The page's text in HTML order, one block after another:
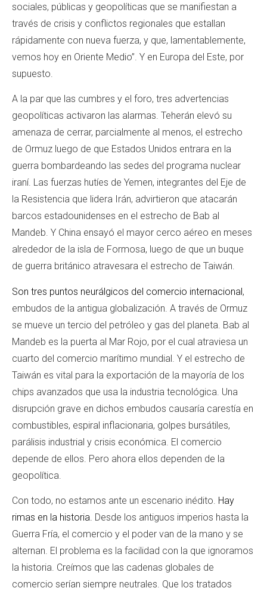
sociales, públicas y geopolíticas que se manifiestan a
través de crisis y conflictos regionales que estallan
rápidamente con nueva fuerza, y que, lamentablemente,
vemos hoy en Oriente Medio”. Y en Europa del Este, por
supuesto.
A la par que las cumbres y el foro, tres advertencias
geopolíticas activaron las alarmas. Teherán elevó su
amenaza de cerrar, parcialmente al menos, el estrecho
de Ormuz luego de que Estados Unidos entrara en la
guerra bombardeando las sedes del programa nuclear
iraní. Las fuerzas hutíes de Yemen, integrantes del Eje de
la Resistencia que lidera Irán, advirtieron que atacarán
barcos estadounidenses en el estrecho de Bab al
Mandeb. Y China ensayó el mayor cerco aéreo en meses
alrededor de la isla de Formosa, luego de que un buque
de guerra británico atravesara el estrecho de Taiwán.
Son tres puntos neurálgicos del comercio internacional,
embudos de la antigua globalización. A través de Ormuz
se mueve un tercio del petróleo y gas del planeta. Bab al
Mandeb es la puerta al Mar Rojo, por el cual atraviesa un
cuarto del comercio marítimo mundial. Y el estrecho de
Taiwán es vital para la exportación de la mayoría de los
chips avanzados que usa la industria tecnológica. Una
disrupción grave en dichos embudos causaría carestía en
combustibles, espiral inflacionaria, golpes bursátiles,
parálisis industrial y crisis económica. El comercio
depende de ellos. Pero ahora ellos dependen de la
geopolítica.
Con todo, no estamos ante un escenario inédito. Hay
rimas en la historia. Desde los antiguos imperios hasta la
Guerra Fría, el comercio y el poder van de la mano y se
alternan. El problema es la facilidad con la que ignoramos
la historia. Creímos que las cadenas globales de
comercio serían siempre neutrales. Que los tratados